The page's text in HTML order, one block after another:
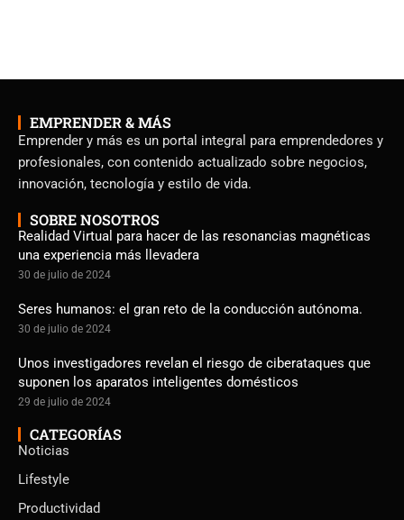
EMPRENDER & MÁS
Emprender y más es un portal integral para emprendedores y
profesionales, con contenido actualizado sobre negocios,
innovación, tecnología y estilo de vida.
SOBRE NOSOTROS
Realidad Virtual para hacer de las resonancias magnéticas
una experiencia más llevadera
30 de julio de 2024
Seres humanos: el gran reto de la conducción autónoma.
30 de julio de 2024
Unos investigadores revelan el riesgo de ciberataques que
suponen los aparatos inteligentes domésticos
29 de julio de 2024
CATEGORÍAS
Noticias
Lifestyle
Productividad